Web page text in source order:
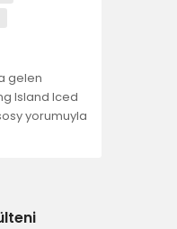
gelen
Island Iced
yorumuyla